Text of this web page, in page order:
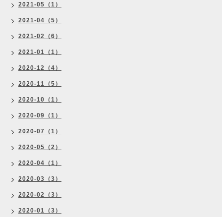
2021-05（1）
2021-04（5）
2021-02（6）
2021-01（1）
2020-12（4）
2020-11（5）
2020-10（1）
2020-09（1）
2020-07（1）
2020-05（2）
2020-04（1）
2020-03（3）
2020-02（3）
2020-01（3）